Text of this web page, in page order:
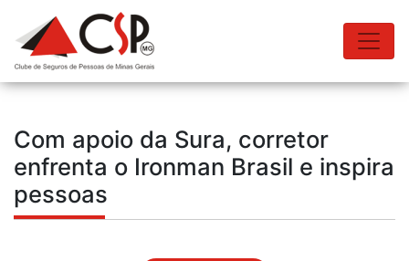
Com apoio da Sura, corretor
enfrenta o Ironman Brasil e inspira
pessoas